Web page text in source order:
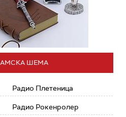
ШЕМА
Радио Плетеница
Радио Рокенролер